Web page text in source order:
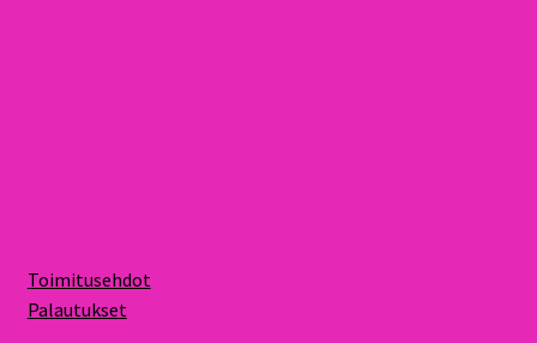
Toimitusehdot
Palautukset